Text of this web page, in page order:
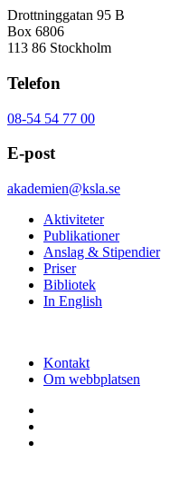
Drottninggatan 95 B
Box 6806
113 86 Stockholm
Telefon
08-54 54 77 00
E-post
akademien@ksla.se
Aktiviteter
Publikationer
Anslag & Stipendier
Priser
Bibliotek
In English
Kontakt
Om webbplatsen